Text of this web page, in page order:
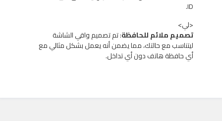
ID.
<لي>
تصميم ملائم للحافظة: تم تصميم واقي الشاشة
ليتناسب مع حالتك، مما يضمن أنه يعمل بشكل مثالي مع
أي حافظة هاتف دون أي تداخل.